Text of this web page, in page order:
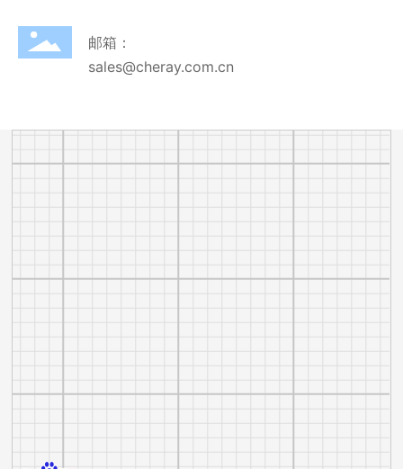
邮箱：
sales@cheray.com.cn